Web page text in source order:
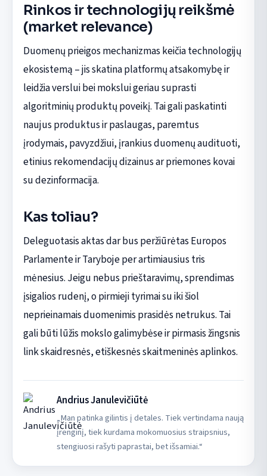
Rinkos ir technologijų reikšmė
(market relevance)
Duomenų prieigos mechanizmas keičia technologijų
ekosistemą – jis skatina platformų atsakomybę ir
leidžia verslui bei mokslui geriau suprasti
algoritminių produktų poveikį. Tai gali paskatinti
naujus produktus ir paslaugas, paremtus
įrodymais, pavyzdžiui, įrankius duomenų audituoti,
etinius rekomendacijų dizainus ar priemones kovai
su dezinformacija.
Kas toliau?
Deleguotasis aktas dar bus peržiūrėtas Europos
Parlamente ir Taryboje per artimiausius tris
mėnesius. Jeigu nebus prieštaravimų, sprendimas
įsigalios rudenį, o pirmieji tyrimai su iki šiol
neprieinamais duomenimis prasidės netrukus. Tai
gali būti lūžis mokslo galimybėse ir pirmasis žingsnis
link skaidresnės, etiškesnės skaitmeninės aplinkos.
Andrius Janulevičiūtė
„Man patinka gilintis į detales. Tiek vertindama naują
įrenginį, tiek kurdama mokomuosius straipsnius,
stengiuosi rašyti paprastai, bet išsamiai.“